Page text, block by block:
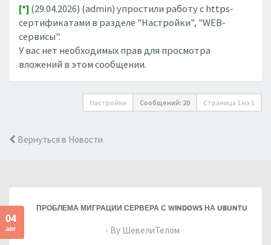
[*] (29.04.2026) (admin) упростили работу с https-
сертификатами в разделе "Настройки", "WEB-
сервисы".
У вас нет необходимых прав для просмотра
вложений в этом сообщении.
Настройки Сообщений: 20 Страница 1 из 1
Вернуться в Новости
04
авг
ПРОБЛЕМА МИГРАЦИИ СЕРВЕРА С WINDOWS НА UBUNTU
- By ШевелиТелом